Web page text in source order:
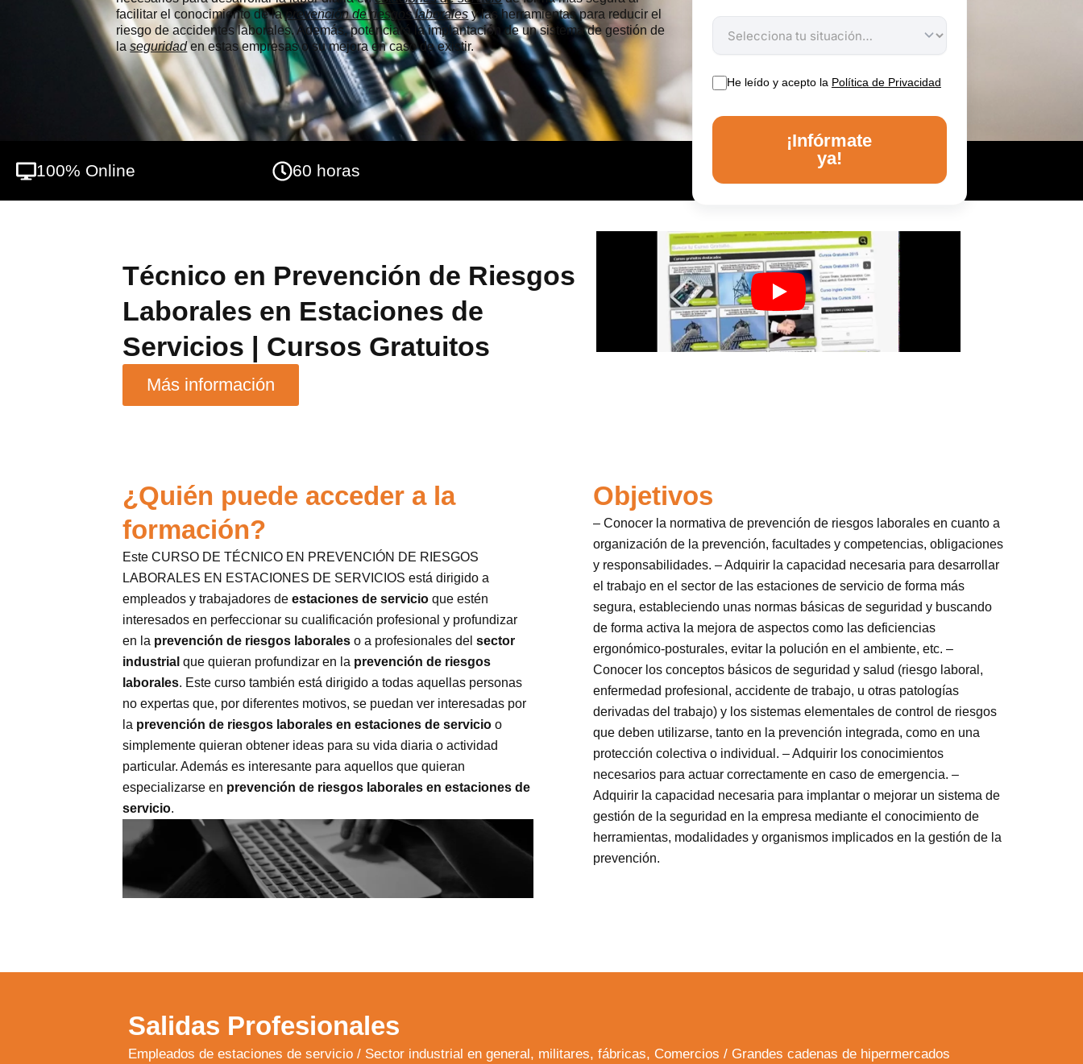
facilitar el conocimiento de laprevención de riesgos laboralesy las herramientas para reducir el
riesgo de accidentes laborales. Además, potenciará la implantación de un sistema de gestión de
laseguridaden estas empresas o su mejora en caso de existir.
He leído y acepto la Política de Privacidad
¡Infórmate
ya!
100% Online 60 horas
Técnico en Prevención de Riesgos
Laborales en Estaciones de
Servicios | Cursos Gratuitos
Más información
¿Quién puede acceder a la
formación?
Este CURSO DE TÉCNICO EN PREVENCIÓN DE RIESGOS
LABORALES EN ESTACIONES DE SERVICIOS está dirigido a
empleados y trabajadores deestaciones de servicio que estén
interesados en perfeccionar su cualificación profesional y profundizar
en la prevención de riesgos laborales o a profesionales delsector
industrial que quieran profundizar en la prevención de riesgos
laborales. Este curso también está dirigido a todas aquellas personas
no expertas que, por diferentes motivos, se puedan ver interesadas por
la prevención de riesgos laborales en estaciones de servicio o
simplemente quieran obtener ideas para su vida diaria o actividad
particular. Además es interesante para aquellos que quieran
especializarse en prevención de riesgos laborales en estaciones de
servicio.
Objetivos
– Conocer la normativa de prevención de riesgos laborales en cuanto a
organización de la prevención, facultades y competencias, obligaciones
y responsabilidades. – Adquirir la capacidad necesaria para desarrollar
el trabajo en el sector de las estaciones de servicio de forma más
segura, estableciendo unas normas básicas de seguridad y buscando
de forma activa la mejora de aspectos como las deficiencias
ergonómico-posturales, evitar la polución en el ambiente, etc. –
Conocer los conceptos básicos de seguridad y salud (riesgo laboral,
enfermedad profesional, accidente de trabajo, u otras patologías
derivadas del trabajo) y los sistemas elementales de control de riesgos
que deben utilizarse, tanto en la prevención integrada, como en una
protección colectiva o individual. – Adquirir los conocimientos
necesarios para actuar correctamente en caso de emergencia. –
Adquirir la capacidad necesaria para implantar o mejorar un sistema de
gestión de la seguridad en la empresa mediante el conocimiento de
herramientas, modalidades y organismos implicados en la gestión de la
prevención.
Salidas Profesionales
Empleados de estaciones de servicio / Sector industrial en general, militares, fábricas, Comercios / Grandes cadenas de hipermercados